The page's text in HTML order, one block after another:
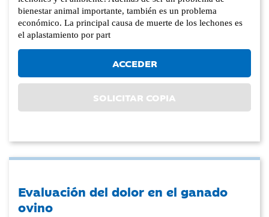
bienestar animal importante, también es un problema
económico. La principal causa de muerte de los lechones es
el aplastamiento por part
ACCEDER
SOLICITAR COPIA
Evaluación del dolor en el ganado
ovino